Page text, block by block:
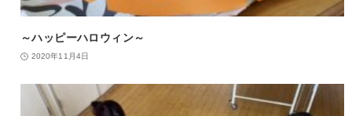
～ハッピーハロウィン～
2020年11月4日